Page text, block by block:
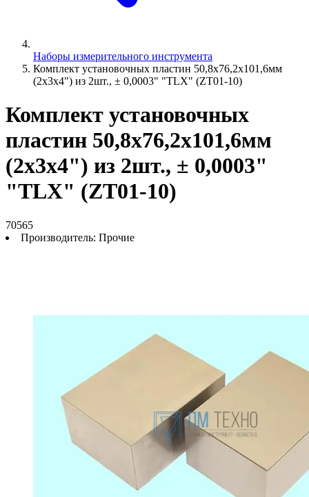
Наборы измерительного инструмента
Комплект установочных пластин 50,8х76,2х101,6мм
(2х3х4") из 2шт., ± 0,0003" "TLX" (ZT01-10)
Комплект установочных
пластин 50,8х76,2х101,6мм
(2х3х4") из 2шт., ± 0,0003"
"TLX" (ZT01-10)
70565
Производитель: Прочие